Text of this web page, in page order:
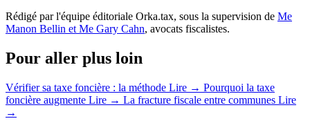
Rédigé par l'équipe éditoriale Orka.tax, sous la supervision de Me
Manon Bellin et Me Gary Cahn, avocats fiscalistes.
Pour aller plus loin
Vérifier sa taxe foncière : la méthode Lire → Pourquoi la taxe
foncière augmente Lire → La fracture fiscale entre communes Lire
→